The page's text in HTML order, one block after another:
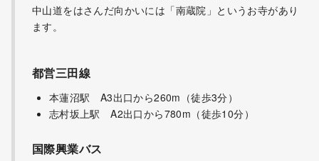
中山道をはさんだ向かいには「南蔵院」というお寺があり
ます。
都営三田線
本蓮沼駅 A3出口から260m（徒歩3分）
志村坂上駅 A2出口から780m（徒歩10分）
国際興業バス